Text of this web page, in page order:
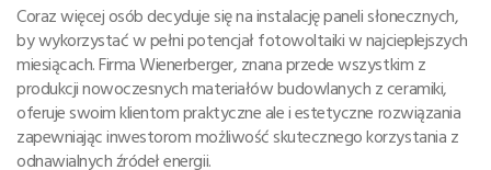
Coraz więcej osób decyduje się na instalację paneli słonecznych,
by wykorzystać w pełni potencjał fotowoltaiki w najcieplejszych
miesiącach. Firma Wienerberger, znana przede wszystkim z
produkcji nowoczesnych materiałów budowlanych z ceramiki,
oferuje swoim klientom praktyczne ale i estetyczne rozwiązania
zapewniając inwestorom możliwość skutecznego korzystania z
odnawialnych źródeł energii.